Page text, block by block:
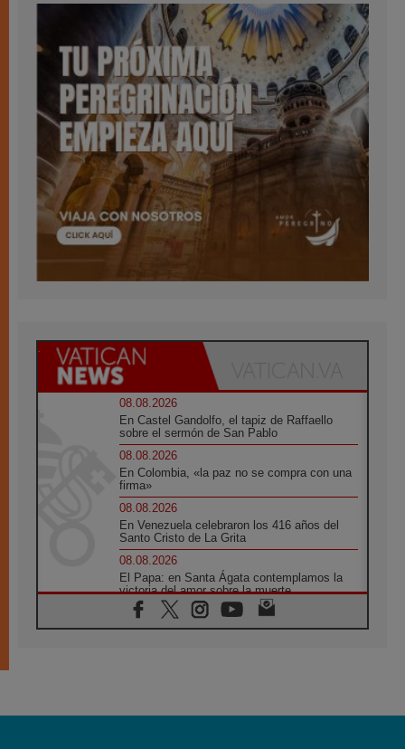
08.08.2026
En Castel Gandolfo, el tapiz de Raffaello
sobre el sermón de San Pablo
08.08.2026
En Colombia, «la paz no se compra con una
firma»
08.08.2026
En Venezuela celebraron los 416 años del
Santo Cristo de La Grita
08.08.2026
El Papa: en Santa Ágata contemplamos la
victoria del amor sobre la muerte
08.08.2026
León XIV visitará el Santuario de la Madre
07.08.2026